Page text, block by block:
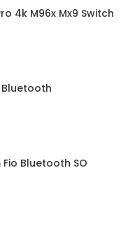
4k M96x Mx9 Switch
Bluetooth
Bluetooth SO